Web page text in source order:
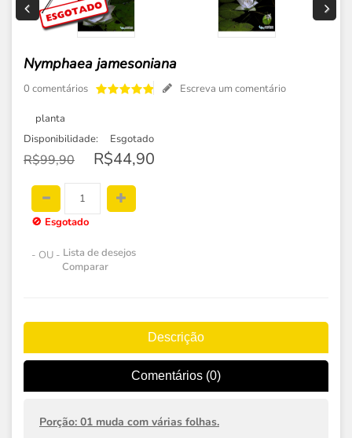
Nymphaea jamesoniana
0 comentários Escreva um comentário
planta
Disponibilidade:
Esgotado
R$99,90 R$44,90
🚫 Esgotado
- OU - Lista de desejos
Comparar
Descrição
Comentários (0)
Porção: 01 muda com várias folhas.